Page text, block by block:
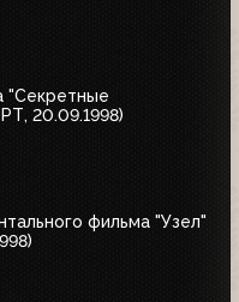
"Секретные
20.09.1998)
фильма "Узел"